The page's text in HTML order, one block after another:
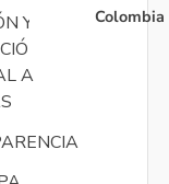
Y
A
Colombia